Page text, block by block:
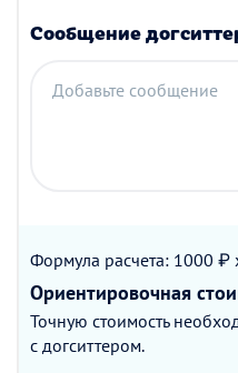
Сообщение
Добавьте сообщение
Формула расчета: 1000 ₽
Ориентировочная
Точную стоимость
с догситтером.